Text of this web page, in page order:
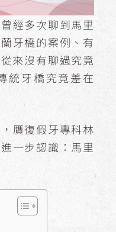
經多次聊到馬里
牙橋的案例、有
來沒有聊過究竟
統牙橋究竟差在
贋復假牙專科林
一步認識：馬里